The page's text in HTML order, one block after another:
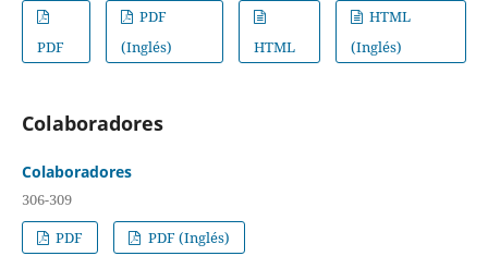
PDF
PDF
(Inglés)
HTML
HTML
(Inglés)
Colaboradores
Colaboradores
306-309
PDF
PDF (Inglés)